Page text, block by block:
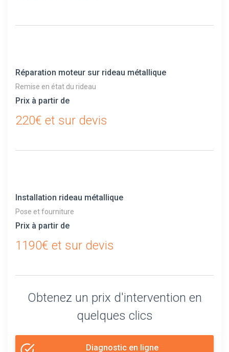
Réparation moteur sur rideau métallique
Remise en état du rideau
Prix à partir de
220€ et sur devis
Installation rideau métallique
Pose et fourniture
Prix à partir de
1190€ et sur devis
Obtenez un prix d'intervention en
quelques clics
Diagnostic en ligne